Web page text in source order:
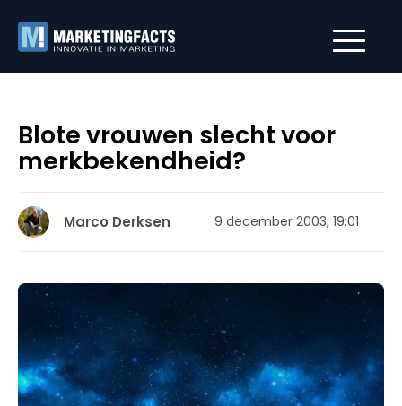
Blote vrouwen slecht voor
merkbekendheid?
Marco Derksen 9 december 2003, 19:01